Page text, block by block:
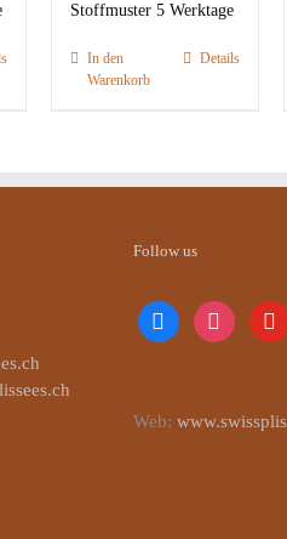
Stoffmuster 5 Werktage
In den
Warenkorb
Details
Follow us
facebookinstagram
Web: